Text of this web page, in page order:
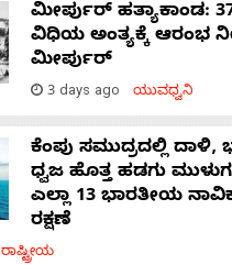
ಮೀರ್ಪುರ್ ಹತ್ಯಾಕಾಂಡ:
ವಿಧಿಯ ಅಂತ್ಯಕ್ಕೆ ಆರಂಭ
ಮೀರ್ಪುರ್
3 days ago ಯುವಧ್ವನಿ
ಕೆಂಪು ಸಮುದ್ರದಲ್ಲಿ ದಾಳಿ,
ಧ್ವಜ ಹೊತ್ತ ಹಡಗು
ಎಲ್ಲಾ 13 ಭಾರತೀಯ
ರಕ್ಷಣೆ
ರಾಷ್ಟ್ರೀಯ